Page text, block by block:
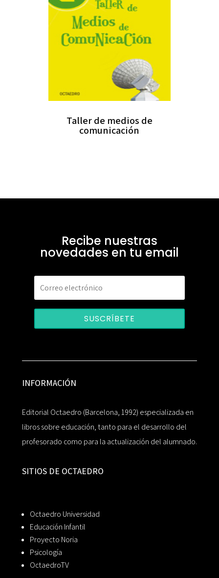
Taller de medios de
comunicación
Recibe nuestras
novedades en tu email
SUSCRÍBETE
INFORMACIÓN
Editorial Octaedro (Barcelona, 1992) especializada en
libros sobre educación, tanto para el desarrollo del
profesorado como para la actualización del alumnado.
SITIOS DE OCTAEDRO
Octaedro Universidad
Educación Infantil
Proyecto Noria
Psicología
OctaedroTV